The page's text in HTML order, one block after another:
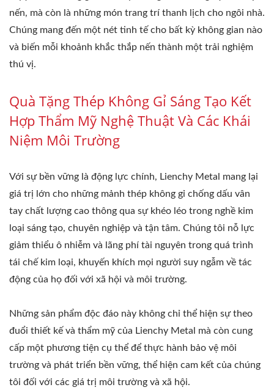
nến, mà còn là những món trang trí thanh lịch cho ngôi nhà.
Chúng mang đến một nét tinh tế cho bất kỳ không gian nào
và biến mỗi khoảnh khắc thắp nến thành một trải nghiệm
thú vị.
Quà Tặng Thép Không Gỉ Sáng Tạo Kết
Hợp Thẩm Mỹ Nghệ Thuật Và Các Khái
Niệm Môi Trường
Với sự bền vững là động lực chính, Lienchy Metal mang lại
giá trị lớn cho những mảnh thép không gỉ chống dấu vân
tay chất lượng cao thông qua sự khéo léo trong nghề kim
loại sáng tạo, chuyên nghiệp và tận tâm. Chúng tôi nỗ lực
giảm thiểu ô nhiễm và lãng phí tài nguyên trong quá trình
tái chế kim loại, khuyến khích mọi người suy ngẫm về tác
động của họ đối với xã hội và môi trường.
Những sản phẩm độc đáo này không chỉ thể hiện sự theo
đuổi thiết kế và thẩm mỹ của Lienchy Metal mà còn cung
cấp một phương tiện cụ thể để thực hành bảo vệ môi
trường và phát triển bền vững, thể hiện cam kết của chúng
tôi đối với các giá trị môi trường và xã hội.